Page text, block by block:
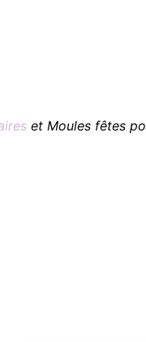
et Moules fêtes